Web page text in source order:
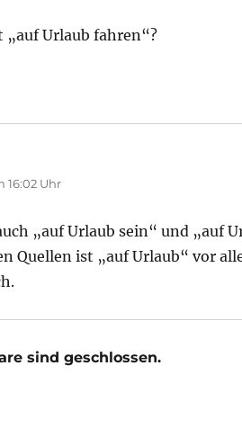
„auf Urlaub fahren“?
16:02 Uhr
„auf Urlaub sein“ und „auf
Quellen ist „auf Urlaub“ vor
sind geschlossen.